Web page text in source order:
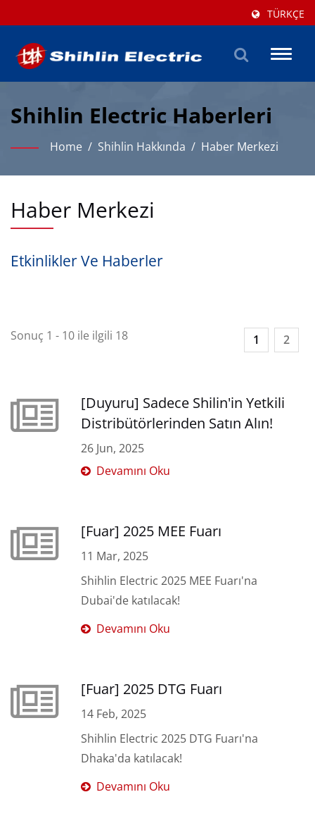
TÜRKÇE
Toggle
Shihlin Electric Haberleri
Home / Shihlin Hakkında / Haber Merkezi
Haber Merkezi
Etkinlikler Ve Haberler
Sonuç 1 - 10 ile ilgili 18 1 2
[Duyuru] Sadece Shilin'in Yetkili
Distribütörlerinden Satın Alın!
26 Jun, 2025
Devamını Oku
[Fuar] 2025 MEE Fuarı
11 Mar, 2025
Shihlin Electric 2025 MEE Fuarı'na
Dubai'de katılacak!
Devamını Oku
[Fuar] 2025 DTG Fuarı
14 Feb, 2025
Shihlin Electric 2025 DTG Fuarı'na
Dhaka'da katılacak!
Devamını Oku